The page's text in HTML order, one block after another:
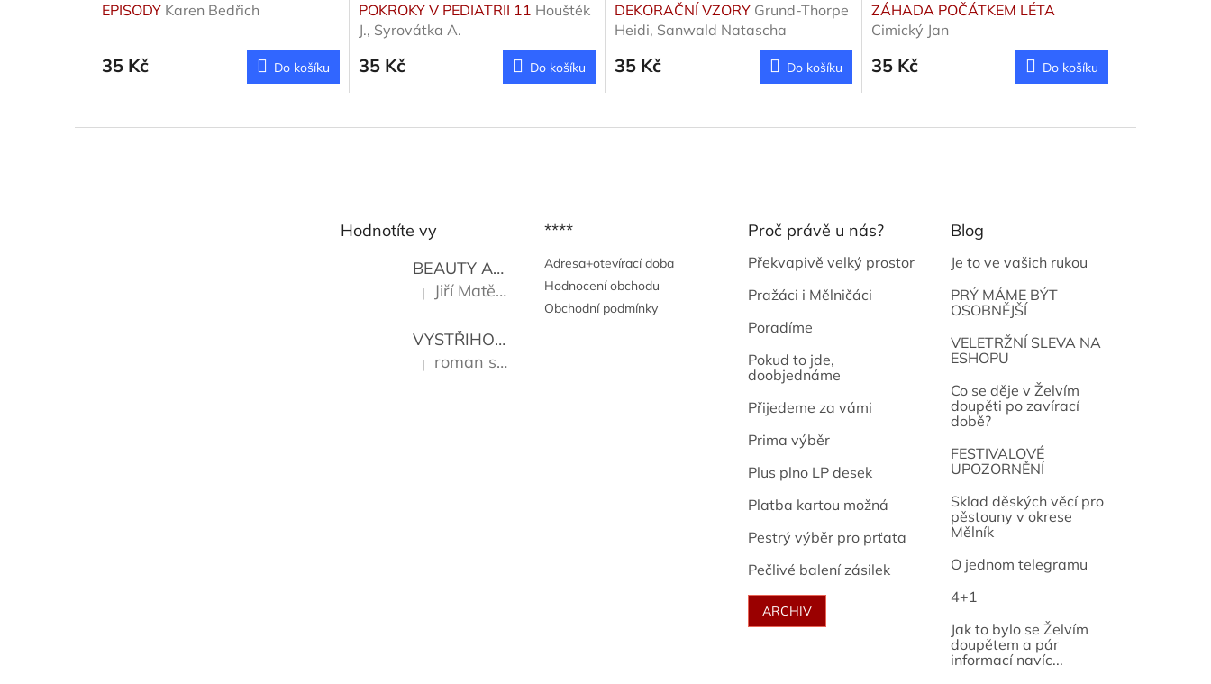
EPISODY Karen Bedřich
35 Kč Do košíku
POKROKY V PEDIATRII 11 Houštěk
J., Syrovátka A.
35 Kč Do košíku
DEKORAČNÍ VZORY Grund-Thorpe
Heidi, Sanwald Natascha
35 Kč Do košíku
ZÁHADA POČÁTKEM LÉTA
Cimický Jan
35 Kč Do košíku
Hodnotíte vy
BEAUTY AND THE BEAT
Go Go's
Hodnocení produktu je 5 z 5 hvězdiček.
| Jiří Matějů
VYSTŘIHOVÁNKY - PRAŽSKÉ PAMÁTKY Kropáček Josef
Hodnocení produktu je 5 z 5 hvězdiček.
| roman sekanina
****
Adresa+otevírací doba
Hodnocení obchodu
Obchodní podmínky
Proč právě u nás?
Překvapivě velký prostor
Pražáci i Mělničáci
Poradíme
Pokud to jde,
doobjednáme
Přijedeme za vámi
Prima výběr
Plus plno LP desek
Platba kartou možná
Pestrý výběr pro prťata
Pečlivé balení zásilek
ARCHIV
Blog
Je to ve vašich rukou
PRÝ MÁME BÝT
OSOBNĚJŠÍ
VELETRŽNÍ SLEVA NA
ESHOPU
Co se děje v Želvím
doupěti po zavírací
době?
FESTIVALOVÉ
UPOZORNĚNÍ
Sklad děských věcí pro
pěstouny v okrese
Mělník
O jednom telegramu
4+1
Jak to bylo se Želvím
doupětem a pár
informací navíc...